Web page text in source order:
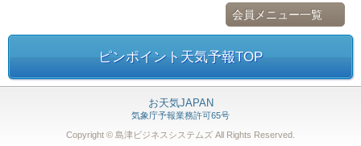
会員メニュー一覧
ピンポイント天気予報TOP
お天気JAPAN
気象庁予報業務許可65号
Copyright © 島津ビジネスシステムズ All Rights Reserved.